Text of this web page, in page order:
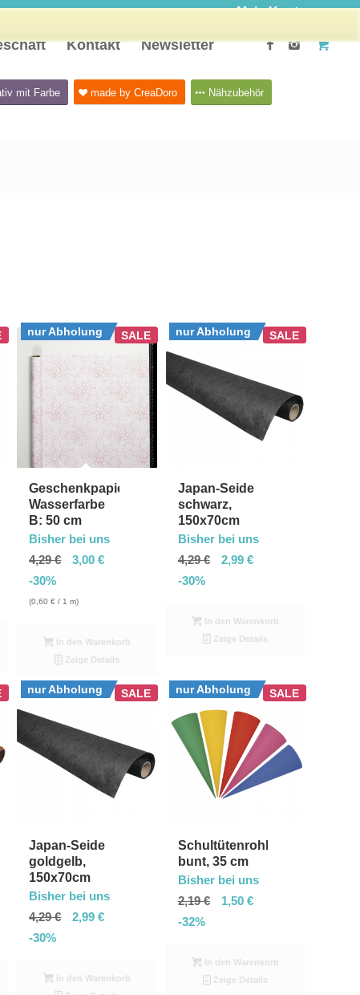
Mein Konto
Kontakt Newsletter
mit Farbe made by CreaDoro Nähzubehör
nur Abholung SALE
Geschenkpapier
Wasserfarbe
B: 50 cm
Bisher bei uns
4,29€ 3,00€
-30%
(0,60€ / 1 m)
In den Warenkorb
Zeige Details
nur Abholung SALE
Japan-Seide
schwarz,
150x70cm
Bisher bei uns
4,29€ 2,99 €
-30%
In den Warenkorb
Zeige Details
nur Abholung SALE
Japan-Seide
goldgelb,
150x70cm
Bisher bei uns
4,29€ 2,99€
-30%
In den Warenkorb
nur Abholung SALE
Schultütenrohling
bunt, 35 cm
Bisher bei uns
2,19€ 1,50 €
-32%
In den Warenkorb
Zeige Details